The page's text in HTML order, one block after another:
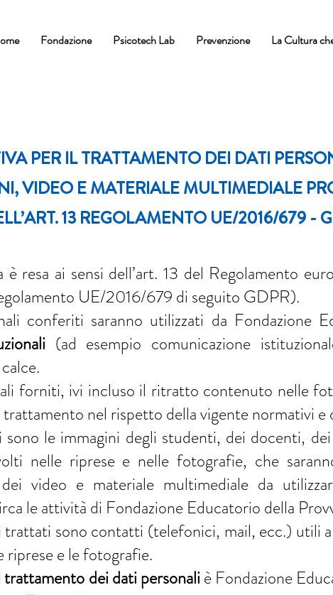
Fondazione Psicotech Lab Prevenzione La Cultura
PER IL TRATTAMENTO DEI DATI
VIDEO E MATERIALEMULTIMEDIALE
13 REGOLAMENTO UE/2016/679 -
è resa ai sensi dell’art. 13 del Regolamento
UE/2016/679 di seguito GDPR).
conferiti saranno utilizzati da Fondazione
(ad esempio comunicazione
forniti, ivi incluso il ritratto contenuto nelle
nel rispetto della vigente normativi e
le immagini degli studenti, dei docenti,
nelle riprese e nelle fotografie, che
video e materiale multimediale da
le attività di Fondazione Educatorio della
sono contatti (telefonici, mail, ecc.) utili
riprese e le fotografie.
trattamento dei dati personaliè Fondazione